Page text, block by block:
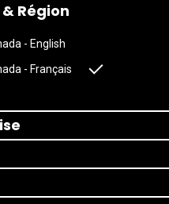
Région
- English
- Français